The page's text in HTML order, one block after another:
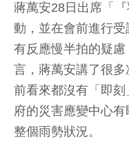
蔣萬安28日出席「
動，並在會前進行
有反應慢半拍的疑
言，蔣萬安講了很多
前看來都沒有「即
府的災害應變中心
整個雨勢狀況。